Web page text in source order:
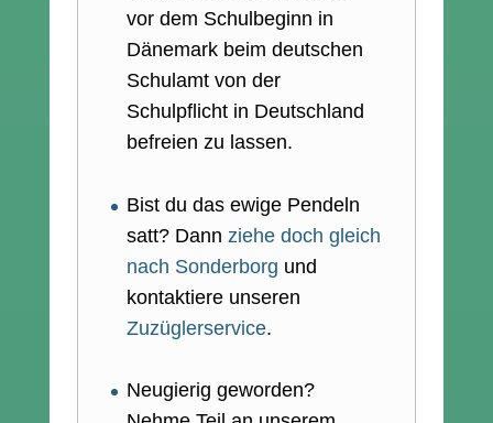
vor dem Schulbeginn in
Dänemark beim deutschen
Schulamt von der
Schulpflicht in Deutschland
befreien zu lassen.
Bist du das ewige Pendeln
satt? Dann ziehe doch gleich
nach Sonderborg und
kontaktiere unseren
Zuzüglerservice.
Neugierig geworden?